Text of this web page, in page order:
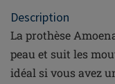
Description
La prothèse
peau et suit les
idéal si vous avez